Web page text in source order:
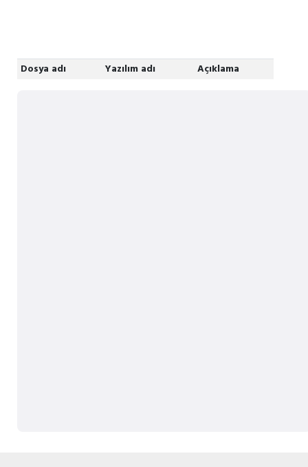
Dosya adı Yazılım adı Açıklama